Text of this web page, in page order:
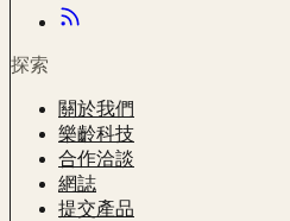
探索
關於我們
樂齡科技
合作洽談
網誌
提交產品